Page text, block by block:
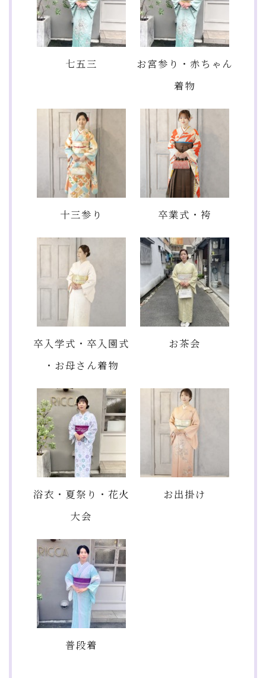
七五三
お宮参り・赤ちゃん
着物
十三参り 卒業式・袴
卒入学式・卒入園式
・お母さん着物
お茶会
浴衣・夏祭り・花火
大会
お出掛け
普段着